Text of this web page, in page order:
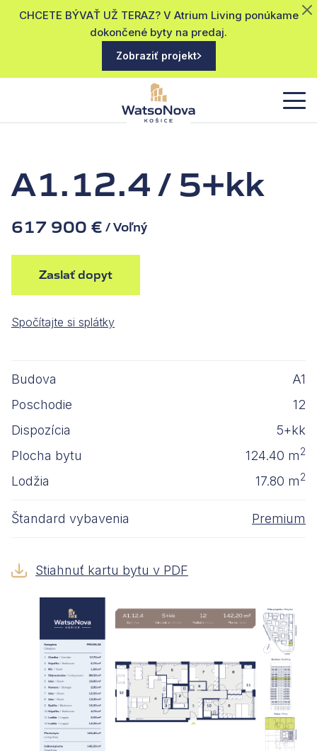
CHCETE BÝVAŤ UŽ TERAZ? V Atrium Living ponúkame
dokončené byty na predaj.
Zobraziť projekt
A1.12.4 / 5+kk
617 900 € / Voľný
Zaslať dopyt
Spočítajte si splátky
Budova
A1
Poschodie
12
Dispozícia
5+kk
Plocha bytu
124.40 m2
Lodžia 17.80 m2
Štandard vybavenia Premium
Stiahnuť kartu bytu v PDF